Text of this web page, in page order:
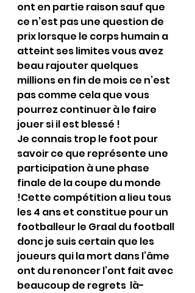
ont en partie raison sauf que
ce n’est pas une question de
prix lorsque le corps humain a
atteint ses limites vous avez
beau rajouter quelques
millions en fin de mois ce n’est
pas comme cela que vous
pourrez continuer à le faire
jouer si il est blessé !
Je connais trop le foot pour
savoir ce que représente une
participation à une phase
finale de la coupe du monde
!Cette compétition a lieu tous
les 4 ans et constitue pour un
footballeur le Graal du football
donc je suis certain que les
joueurs qui la mort dans l’âme
ont du renoncer l’ont fait avec
beaucoup de regrets  là-